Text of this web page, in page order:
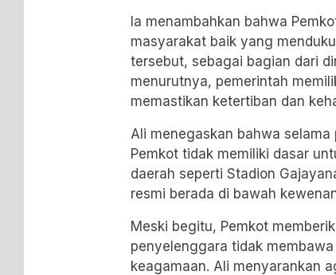
Ia menambahkan bahwa
masyarakat baik yang
tersebut, sebagai bagian dari
menurutnya, pemerintah
memastikan ketertiban dan
Ali menegaskan bahwa
Pemkot tidak memiliki dasar
daerah seperti Stadion
resmi berada di bawah
Meski begitu, Pemkot
penyelenggara tidak
keagamaan. Ali menyarankan